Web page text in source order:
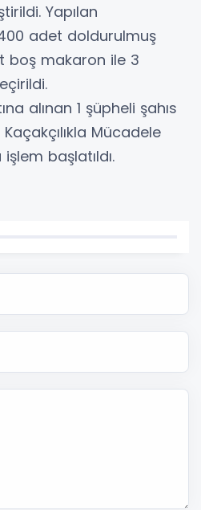
Yapılan
adet doldurulmuş
boş makaron ile 3
alınan 1 şüpheli şahıs
Kaçakçılıkla Mücadele
başlatıldı.